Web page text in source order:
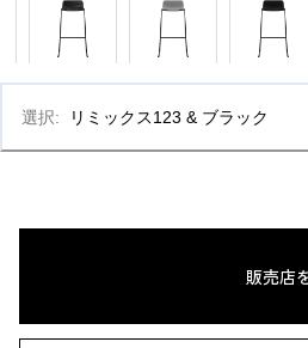
選択: リミックス123 & ブラック
販売店